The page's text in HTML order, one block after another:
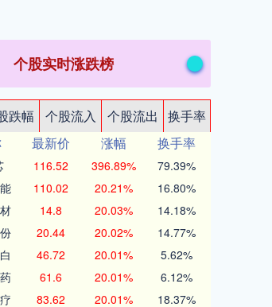
个股实时涨跌榜
跌幅 个股流入 个股流出
换手率
最新价 涨幅
换手率
116.52 396.89% 79.39%
110.02 20.21% 16.80%
14.8 20.03% 14.18%
20.44 20.02% 14.77%
46.72 20.01% 5.62%
61.6 20.01% 6.12%
83.62 20.01% 18.37%